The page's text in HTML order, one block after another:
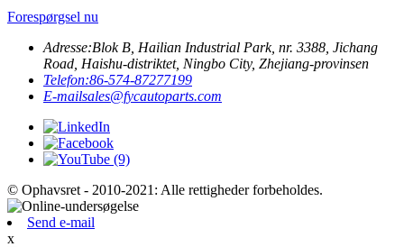
Forespørgsel nu
Adresse:Blok B, Hailian Industrial Park, nr. 3388, Jichang
Road, Haishu-distriktet, Ningbo City, Zhejiang-provinsen
Telefon:86-574-87277199
E-mailsales@fycautoparts.com
© Ophavsret - 2010-2021: Alle rettigheder forbeholdes.
Send e-mail
x